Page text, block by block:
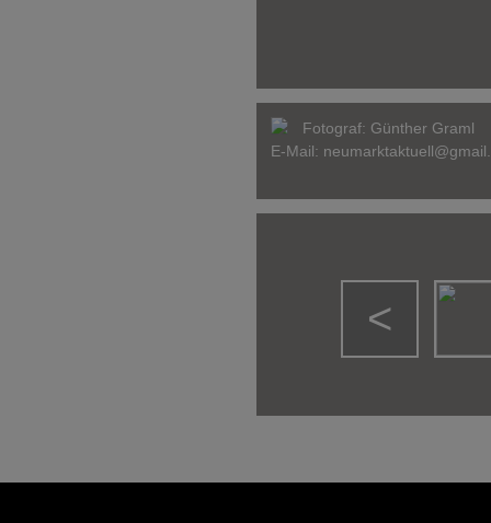
Fotograf: Günther Graml
E-Mail:
<